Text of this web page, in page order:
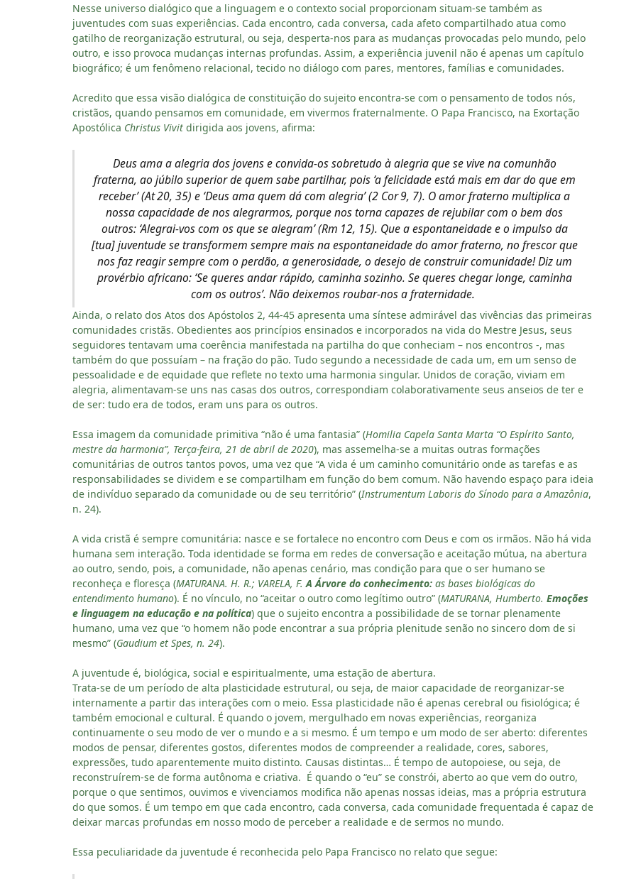
Nesse universo dialógico que a linguagem e o contexto social proporcionam situam-se também as
juventudes com suas experiências. Cada encontro, cada conversa, cada afeto compartilhado atua como
gatilho de reorganização estrutural, ou seja, desperta-nos para as mudanças provocadas pelo mundo, pelo
outro, e isso provoca mudanças internas profundas. Assim, a experiência juvenil não é apenas um capítulo
biográfico; é um fenômeno relacional, tecido no diálogo com pares, mentores, famílias e comunidades.
Acredito que essa visão dialógica de constituição do sujeito encontra-se com o pensamento de todos nós,
cristãos, quando pensamos em comunidade, em vivermos fraternalmente. O Papa Francisco, na Exortação
Apostólica Christus Vivit dirigida aos jovens, afirma:
Deus ama a alegria dos jovens e convida-os sobretudo à alegria que se vive na comunhão
fraterna, ao júbilo superior de quem sabe partilhar, pois ‘a felicidade está mais em dar do que em
receber’ (At 20, 35) e ‘Deus ama quem dá com alegria’ (2 Cor 9, 7). O amor fraterno multiplica a
nossa capacidade de nos alegrarmos, porque nos torna capazes de rejubilar com o bem dos
outros: ‘Alegrai-vos com os que se alegram’ (Rm 12, 15). Que a espontaneidade e o impulso da
[tua] juventude se transformem sempre mais na espontaneidade do amor fraterno, no frescor que
nos faz reagir sempre com o perdão, a generosidade, o desejo de construir comunidade! Diz um
provérbio africano: ‘Se queres andar rápido, caminha sozinho. Se queres chegar longe, caminha
com os outros’. Não deixemos roubar-nos a fraternidade.
Ainda, o relato dos Atos dos Apóstolos 2, 44-45 apresenta uma síntese admirável das vivências das primeiras
comunidades cristãs. Obedientes aos princípios ensinados e incorporados na vida do Mestre Jesus, seus
seguidores tentavam uma coerência manifestada na partilha do que conheciam – nos encontros -, mas
também do que possuíam – na fração do pão. Tudo segundo a necessidade de cada um, em um senso de
pessoalidade e de equidade que reflete no texto uma harmonia singular. Unidos de coração, viviam em
alegria, alimentavam-se uns nas casas dos outros, correspondiam colaborativamente seus anseios de ter e
de ser: tudo era de todos, eram uns para os outros.
Essa imagem da comunidade primitiva “não é uma fantasia” (Homilia Capela Santa Marta “O Espírito Santo,
mestre da harmonia”, Terça-feira, 21 de abril de 2020), mas assemelha-se a muitas outras formações
comunitárias de outros tantos povos, uma vez que “A vida é um caminho comunitário onde as tarefas e as
responsabilidades se dividem e se compartilham em função do bem comum. Não havendo espaço para ideia
de indivíduo separado da comunidade ou de seu território” (Instrumentum Laboris do Sínodo para a Amazônia,
n. 24).
A vida cristã é sempre comunitária: nasce e se fortalece no encontro com Deus e com os irmãos. Não há vida
humana sem interação. Toda identidade se forma em redes de conversação e aceitação mútua, na abertura
ao outro, sendo, pois, a comunidade, não apenas cenário, mas condição para que o ser humano se
reconheça e floresça (MATURANA. H. R.; VARELA, F.A Árvore do conhecimento: as bases biológicas do
entendimento humano). É no vínculo, no “aceitar o outro como legítimo outro” (MATURANA, Humberto. Emoções
e linguagem na educação e na política) que o sujeito encontra a possibilidade de se tornar plenamente
humano, uma vez que “o homem não pode encontrar a sua própria plenitude senão no sincero dom de si
mesmo” (Gaudium et Spes, n. 24).
A juventude é, biológica, social e espiritualmente, uma estação de abertura.
Trata-se de um período de alta plasticidade estrutural, ou seja, de maior capacidade de reorganizar-se
internamente a partir das interações com o meio. Essa plasticidade não é apenas cerebral ou fisiológica; é
também emocional e cultural. É quando o jovem, mergulhado em novas experiências, reorganiza
continuamente o seu modo de ver o mundo e a si mesmo. É um tempo e um modo de ser aberto: diferentes
modos de pensar, diferentes gostos, diferentes modos de compreender a realidade, cores, sabores,
expressões, tudo aparentemente muito distinto. Causas distintas… É tempo de autopoiese, ou seja, de
reconstruírem-se de forma autônoma e criativa. É quando o “eu” se constrói, aberto ao que vem do outro,
porque o que sentimos, ouvimos e vivenciamos modifica não apenas nossas ideias, mas a própria estrutura
do que somos. É um tempo em que cada encontro, cada conversa, cada comunidade frequentada é capaz de
deixar marcas profundas em nosso modo de perceber a realidade e de sermos no mundo.
Essa peculiaridade da juventude é reconhecida pelo Papa Francisco no relato que segue: